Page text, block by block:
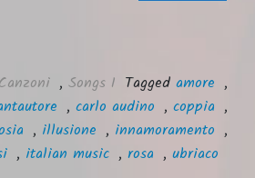
Canzoni , Songs I Tagged amore ,
, carlo audino , coppia ,
, illusione , innamoramento ,
, italian music , rosa , ubriaco